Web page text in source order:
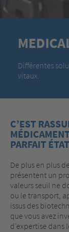
Différentes
vitaux.
C’EST
PARFAIT
De plus en plus
présentent un
valeurs seuil ne
ou le transport,
issus des
que vous avez
d’expertise